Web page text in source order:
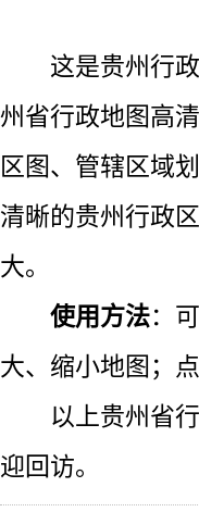
这是贵州行
州省行政地图高
区图、管辖区域
清晰的贵州行政
大。
使用方法：
大、缩小地图；
以上贵州省
迎回访。